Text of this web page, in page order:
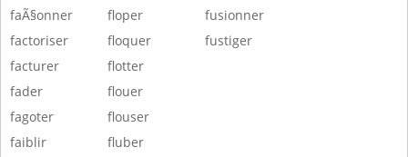
faÃ§onner
factoriser
facturer
fader
fagoter
faiblir
floper
floquer
flotter
flouer
flouser
fluber
fusionner
fustiger